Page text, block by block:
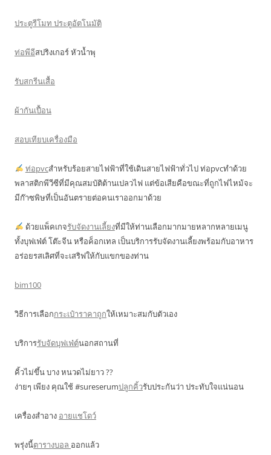
ประตูรีโมท ประตูอัตโนมัติ
ท่อพีอีสปริงเกอร์ หัวน้ำพุ
รับสกรีนเสื้อ
ผ้ากันเปื้อน
สอบเทียบเครื่องมือ
ท่อpvcสำหรับร้อยสายไฟฟ้าที่ใช้เดินสายไฟฟ้าทั่วไป ท่อpvcทำด้วย
พลาสติกพีวีซีที่มีคุณสมบัติต้านเปลวไฟ แต่ข้อเสียคือขณะที่ถูกไฟไหม้จะ
มีก๊าซพิษที่เป็นอันตรายต่อคนเราออกมาด้วย
ด้วยแพ็คเกจรับจัดงานเลี้ยงที่มีให้ท่านเลือกมากมายหลากหลายเมนู
ทั้งบุฟเฟ่ต์ โต๊ะจีน หรือค็อกเทล เป็นบริการรับจัดงานเลี้ยงพร้อมกับอาหาร
อร่อยรสเลิศที่จะเสริฟให้กับแขกของท่าน
bim100
วิธีการเลือกกระเป๋าราคาถูกให้เหมาะสมกับตัวเอง
บริการรับจัดบุฟเฟ่ต์นอกสถานที่
คิ้วไม่ขึ้น บาง หนวดไม่ยาว ??
ง่ายๆ เพียง คุณใช้ #sureserumปลูกคิ้วรับประกันว่า ประทับใจแน่นอน
เครื่องสำอาง อายแชโดว์
พรุ่งนี้ตารางบอล ออกแล้ว